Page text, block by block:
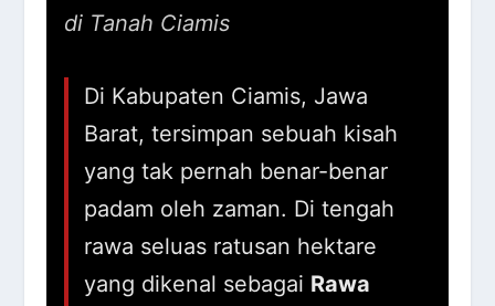
di Tanah Ciamis
Di Kabupaten Ciamis, Jawa
Barat, tersimpan sebuah kisah
yang tak pernah benar-benar
padam oleh zaman. Di tengah
rawa seluas ratusan hektare
yang dikenal sebagai Rawa